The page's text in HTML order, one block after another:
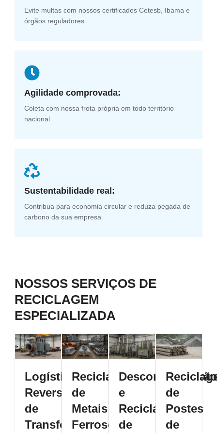
Evite multas com nossos certificados Cetesb, Ibama e
órgãos reguladores
Agilidade comprovada:
Coleta com nossa frota própria em todo território
nacional
Sustentabilidade real:
Contribua para economia circular e reduza pegada de
carbono da sua empresa
NOSSOS SERVIÇOS DE
RECICLAGEM
ESPECIALIZADA
Logística
Reversa
de
Transformadores
Reciclagem
de
Metais
Ferrosos
Descontaminação
e
Reciclagem
de
de
Postes
de